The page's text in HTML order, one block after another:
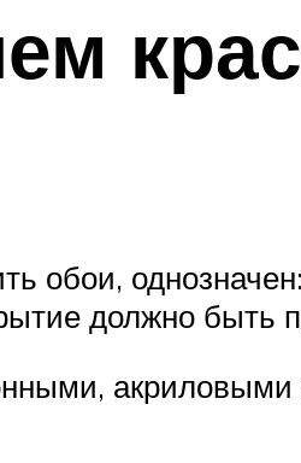
обои,
должно быть